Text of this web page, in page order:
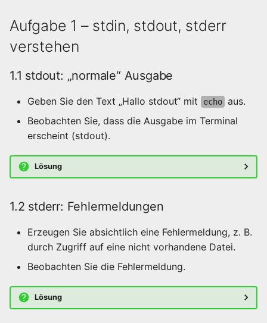
4.1 Ausgabe
überschreiben vs
anhängen
4.2 stdout und stderr
gemeinsam umleiten
4.3 stdout und stderr
getrennt umleiten
Aufgabe 5 – Environment-
5.1 Eine Variable anzeigen
5.2 Eigene Variable
Shell)
5.3 Exportieren: Variable
Aufgabe 1 – stdin, stdout, stderr
verstehen
1.1 stdout: „normale“ Ausgabe
Geben Sie den Text „Hallo stdout“ mit echo aus.
Beobachten Sie, dass die Ausgabe im Terminal
erscheint (stdout).
Lösung
1.2 stderr: Fehlermeldungen
Erzeugen Sie absichtlich eine Fehlermeldung, z. B.
durch Zugriff auf eine nicht vorhandene Datei.
Beobachten Sie die Fehlermeldung.
Lösung